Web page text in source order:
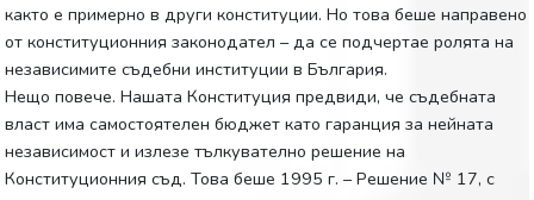
както е примерно в други конституции. Но това беше направено
от конституционния законодател – да се подчертае ролята на
независимите съдебни институции в България.
Нещо повече. Нашата Конституция предвиди, че съдебната
власт има самостоятелен бюджет като гаранция за нейната
независимост и излезе тълкувателно решение на
Конституционния съд. Това беше 1995 г. – Решение № 17, с